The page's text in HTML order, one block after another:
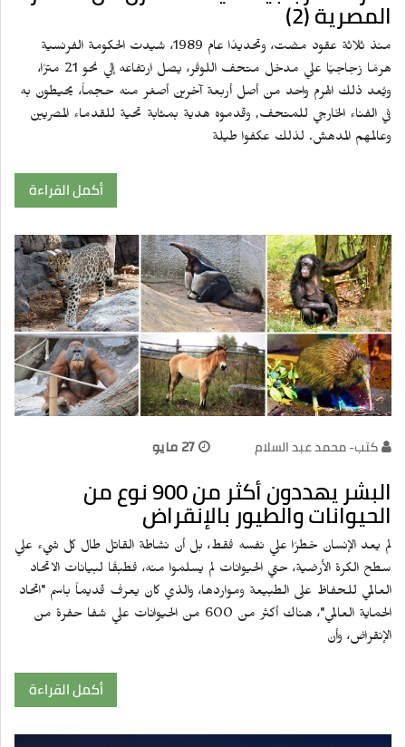
المصرية (2)
منذ ثلاثة عقود مضت، وتحديدًا عام 1989، شيدت الحكومة الفرنسية
هرمًا زجاجيًا علي مدخل متحف اللوفر، يصل ارتفاعه إلي نحو 21 مترًا،
ويُعد ذلك الهرم واحد من أصل أربعة آخرين أصغر منه حجماً، يحيطون به
في الفناء الخارجي للمتحف, وقدموه هدية بمثابة تحية للقدماء المصريين
وعالمهم المدهش. لذلك عكفوا طيلة
أكمل القراءة
كتب- محمد عبد السلام
البشر يهددون أكثر من 900 نوع من
الحيوانات والطيور بالإنقراض
لم يعد الإنسان خطرًا علي نفسه فقط، بل أن نشاطة القاتل طال كل شيء علي
سطح الكرة الأرضية، حتي الحيوانات لم يسلموا منه، فطبقًا لبيانات الاتحاد
العالمي للحفاظ على الطبيعة ومواردها، والذي كان يعرف قديماً باسم "اتحاد
الحماية العالمي"، هناك أكثر من 600 من الحيوانات علي شفا حفرة من
الإنقراض، وأن
أكمل القراءة